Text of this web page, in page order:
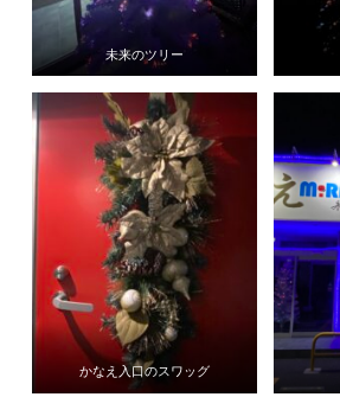
未来のツリー
かなえ入口のスワッグ